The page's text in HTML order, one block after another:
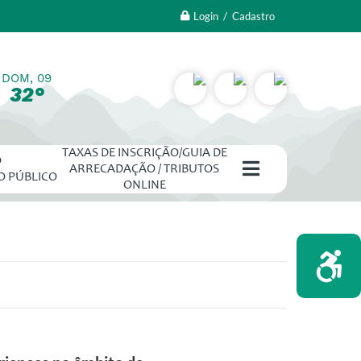
Login / Cadastro
DOM, 09
32°
PÚBLICO
TAXAS DE INSCRIÇÃO/GUIA DE
ARRECADAÇÃO / TRIBUTOS
ONLINE